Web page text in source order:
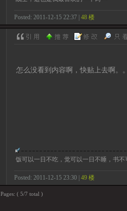
Posted: 2011-12-15 22:37 | 48 楼
怎么没看到内容啊，快贴上去啊。
饭可以一日不吃，觉可以一日不睡，书不
Posted: 2011-12-15 23:30 | 49 楼
Pages: ( 5/7 total )